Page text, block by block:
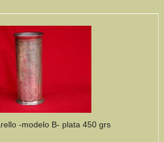
-modelo B- plata 450 grs